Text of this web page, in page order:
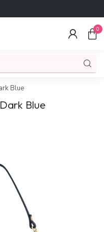
0
Blue
Blue